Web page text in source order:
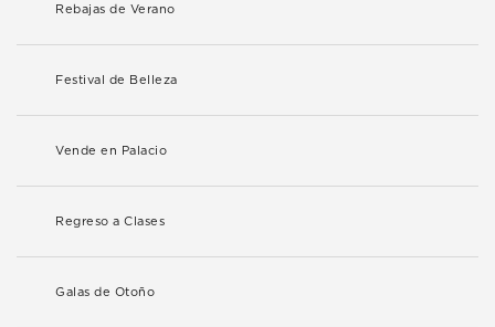
Rebajas de Verano
Festival de Belleza
Vende en Palacio
Regreso a Clases
Galas de Otoño